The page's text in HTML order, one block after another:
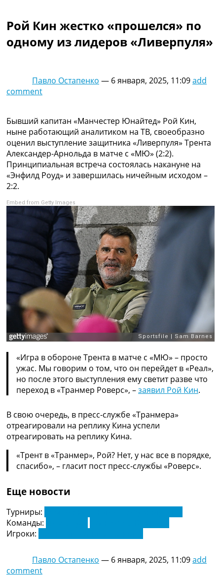
Турниры
Чемпионат Мира
Украина. Премьер-Лига
Украина. Первая Лига
Испания. Ла Лига
Таблицы групп Чемпионата Мира
Украина. Премьер-Лига
Украина. Первая Лига
Лига Чемпионов. Таблицы групп
Англия. Премьер-Лига
Испания. Ла Лига
Все таблицы >>>
Рейтинг стран УЕФА
Рейтинг клубов УЕФА
Рейтинг ФИФА
ТВ программа
RU
Categories
Главная
Новости футбола
Видео
Трансферы
Новости футбола Украины
Последние комментарии
Конкурс прогнозов
Логин
Рейтинги
Коллективный прогноз
Турниры
Чемпионат Мира
Украина. Премьер-Лига
Украина. Первая Лига
Лига Чемпионов
Испания. Ла Лига
Другие Турниры >>>
Таблицы
Таблицы групп Чемпионата Мира
Украина. Премьер-Лига
Лига Чемпионов. Таблицы групп
Рой Кин жестко «прошелся» по
одному из лидеров «Ливерпуля»
Павло Остапенко — 6 января, 2025, 11:09add
comment
Бывший капитан «Манчестер Юнайтед» Рой Кин,
ныне работающий аналитиком на ТВ, своеобразно
оценил выступление защитника «Ливерпуля» Трента
Александер-Арнольда в матче с «МЮ» (2:2).
Принципиальная встреча состоялась накануне на
«Энфилд Роуд» и завершилась ничейным исходом –
2:2.
Embed from Getty Images
«Игра в обороне Трента в матче с «МЮ» – просто
ужас. Мы говорим о том, что он перейдет в «Реал»,
но после этого выступления ему светит разве что
переход в «Транмер Роверс», –заявил Рой Кин.
В свою очередь, в пресс-службе «Транмера»
отреагировали на реплику Кина успели
отреагировать на реплику Кина.
«Трент в «Транмер», Рой? Нет, у нас все в порядке,
спасибо», – гласит пост пресс-службы «Роверс».
Еще новости
Турниры:
Команды:
Игроки:
Павло Остапенко — 6 января, 2025, 11:09add
comment